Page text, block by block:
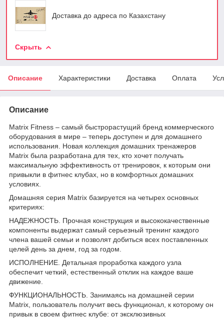
Доставка до адреса по Казахстану
Скрыть
Описание Характеристики Доставка Оплата
Описание
Matrix Fitness – самый быстрорастущий бренд коммерческого
оборудования в мире – теперь доступен и для домашнего
использования. Новая коллекция домашних тренажеров
Matrix была разработана для тех, кто хочет получать
максимальную эффективность от тренировок, к которым они
привыкли в фитнес клубах, но в комфортных домашних
условиях.
Домашняя серия Matrix базируется на четырех основных
критериях:
НАДЕЖНОСТЬ. Прочная конструкция и высококачественные
компоненты выдержат самый серьезный тренинг каждого
члена вашей семьи и позволят добиться всех поставленных
целей день за днем, год за годом.
ИСПОЛНЕНИЕ. Детальная проработка каждого узла
обеспечит четкий, естественный отклик на каждое ваше
движение.
ФУНКЦИОНАЛЬНОСТЬ. Занимаясь на домашней серии
Matrix, пользователь получит весь функционал, к которому он
привык в своем фитнес клубе: от эксклюзивных